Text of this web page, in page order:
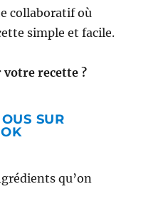
collaboratif où
simple et facile.
recette ?
SUR
qu’on